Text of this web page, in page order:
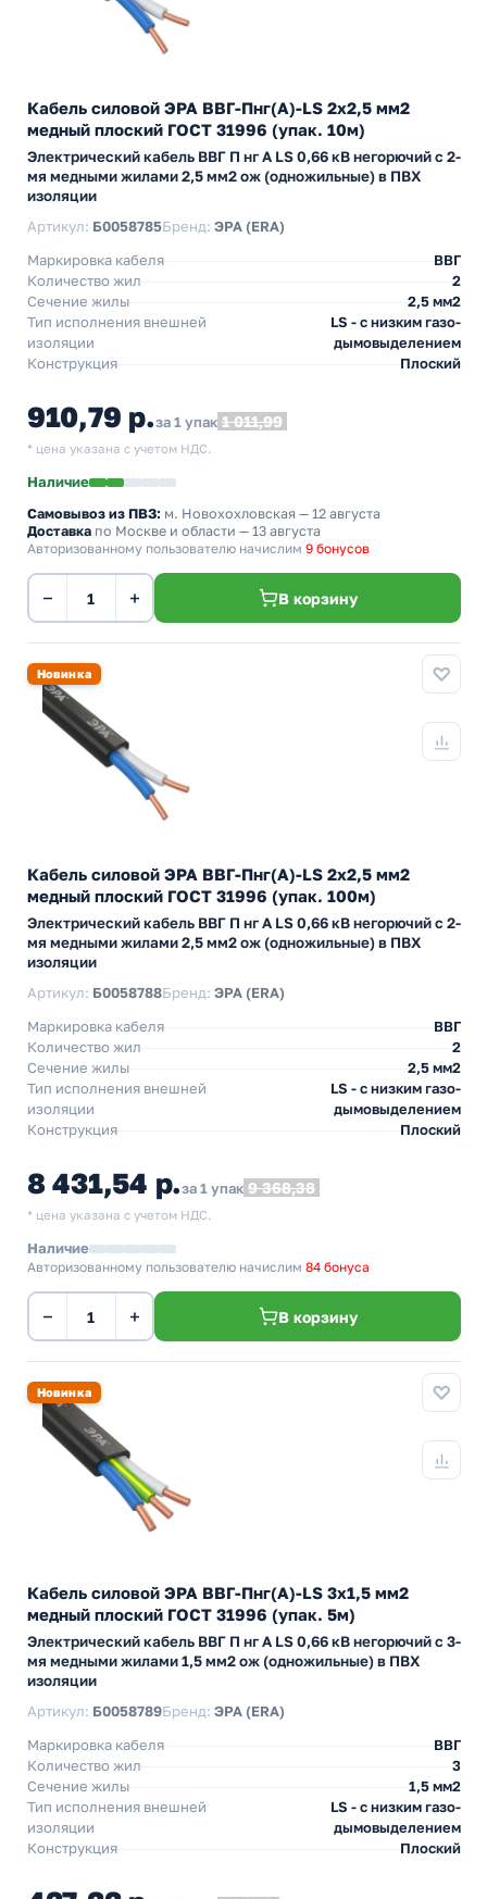
Кабель силовой ЭРА ВВГ-Пнг(А)-LS 2х2,5 мм2
медный плоский ГОСТ 31996 (упак. 10м)
Электрический кабель ВВГ П нг А LS 0,66 кВ негорючий с 2-
мя медными жилами 2,5 мм2 ож (одножильные) в ПВХ
изоляции
Артикул: Б0058785Бренд: ЭРА (ERA)
Маркировка кабеля
ВВГ
Количество жил
2
Сечение жилы
2,5 мм2
Тип исполнения внешней
изоляции
LS - с низким газо-
дымовыделением
Конструкция
Плоский
910,79 р.за 1 упак 1 011,99
* цена указана с учетом НДС.
Наличие
Самовывоз из ПВЗ: м. Новохохловская — 12 августа
Доставка по Москве и области — 13 августа
Авторизованному пользователю начислим 9 бонусов
− + В корзину
Новинка
Кабель силовой ЭРА ВВГ-Пнг(А)-LS 2х2,5 мм2
медный плоский ГОСТ 31996 (упак. 100м)
Электрический кабель ВВГ П нг А LS 0,66 кВ негорючий с 2-
мя медными жилами 2,5 мм2 ож (одножильные) в ПВХ
изоляции
Артикул: Б0058788Бренд: ЭРА (ERA)
Маркировка кабеля
ВВГ
Количество жил
2
Сечение жилы
2,5 мм2
Тип исполнения внешней
изоляции
LS - с низким газо-
дымовыделением
Конструкция
Плоский
8 431,54 р.за 1 упак 9 368,38
* цена указана с учетом НДС.
Наличие
Авторизованному пользователю начислим 84 бонуса
− + В корзину
Новинка
Кабель силовой ЭРА ВВГ-Пнг(А)-LS 3х1,5 мм2
медный плоский ГОСТ 31996 (упак. 5м)
Электрический кабель ВВГ П нг А LS 0,66 кВ негорючий с 3-
мя медными жилами 1,5 мм2 ож (одножильные) в ПВХ
изоляции
Артикул: Б0058789Бренд: ЭРА (ERA)
Маркировка кабеля
ВВГ
Количество жил
3
Сечение жилы
1,5 мм2
Тип исполнения внешней
изоляции
LS - с низким газо-
дымовыделением
Конструкция
Плоский